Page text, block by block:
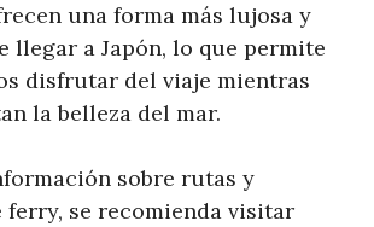
una forma más lujosa y
llegar a Japón, lo que permite
disfrutar del viaje mientras
la belleza del mar.
sobre rutas y
ferry, se recomienda visitar